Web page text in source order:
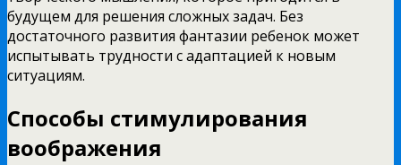
будущем для решения сложных задач. Без
достаточного развития фантазии ребенок может
испытывать трудности с адаптацией к новым
ситуациям.
Способы стимулирования
воображения